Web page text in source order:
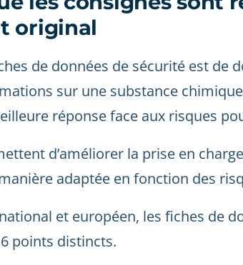
original
de données de sécurité est de
sur une substance
réponse face aux risques
d’améliorer la prise en
adaptée en fonction des
et européen, les fiches de
points distincts.